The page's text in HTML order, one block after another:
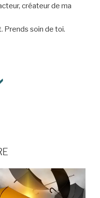
créateur de ma
Prends soin de toi.